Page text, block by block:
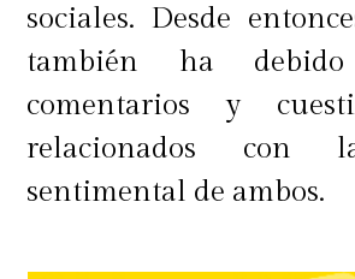
sociales. Desde
también ha
comentarios y
relacionados con
sentimental de ambos.